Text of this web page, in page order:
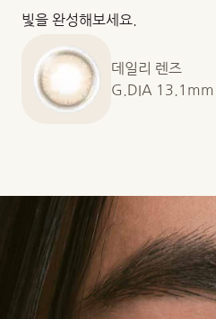
빛을 완성해보세요.
데일리 렌즈
G.DIA 13.1mm